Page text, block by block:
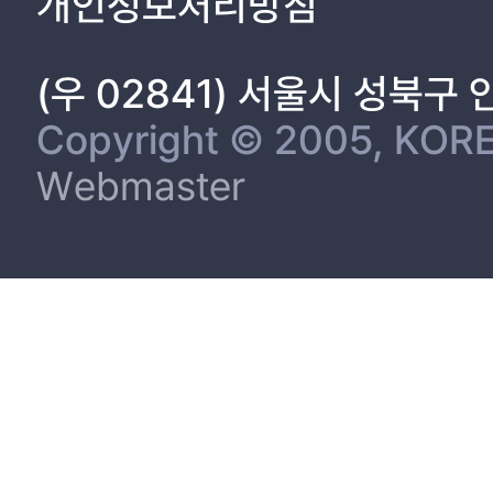
(우 02841) 서울시 성북구
Copyright © 2005,
Webmaster